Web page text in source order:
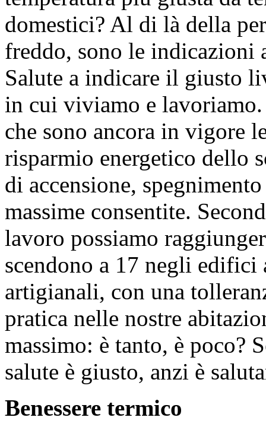
domestici? Al di là della
freddo, sono le
Salute a indicare il giusto
in cui viviamo e
che sono ancora in vigore
risparmio energetico dello
di accensione,
massime consentite.
lavoro possiamo
scendono a 17 negli
artigianali, con una
pratica nelle nostre
massimo: è tanto, è poco?
salute è giusto, anzi è
Benessere termico